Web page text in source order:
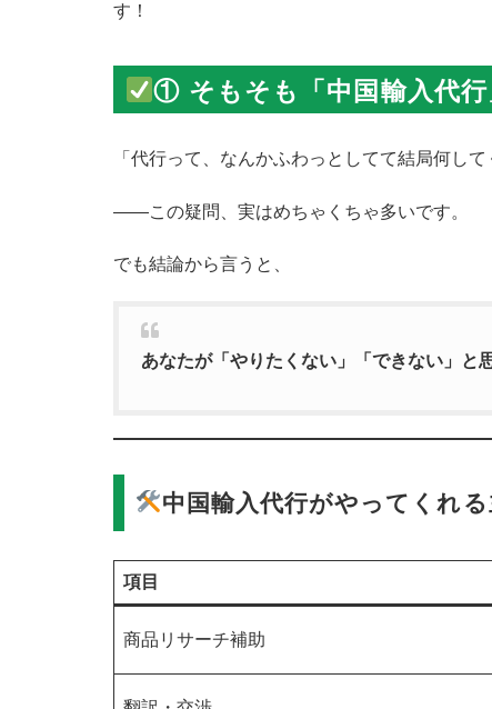
す！
① そもそも「中国輸入代
「代行って、なんかふわっとしてて結局何して
――この疑問、実はめちゃくちゃ多いです。
でも結論から言うと、
あなたが「やりたくない」「できない」と
中国輸入代行がやってくれ
項目
商品リサーチ補助